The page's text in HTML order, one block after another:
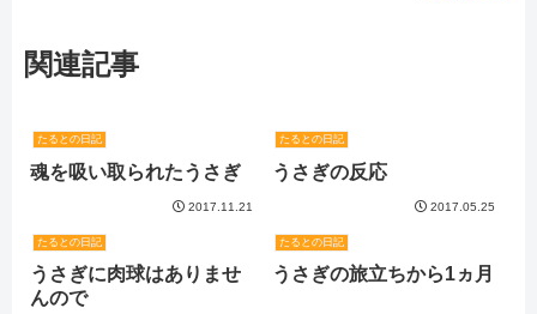
関連記事
たるとの日記
魂を吸い取られたうさぎ
2017.11.21
たるとの日記
うさぎの反応
2017.05.25
たるとの日記
うさぎに肉球はありませ
んので
たるとの日記
うさぎの旅立ちから1ヵ月